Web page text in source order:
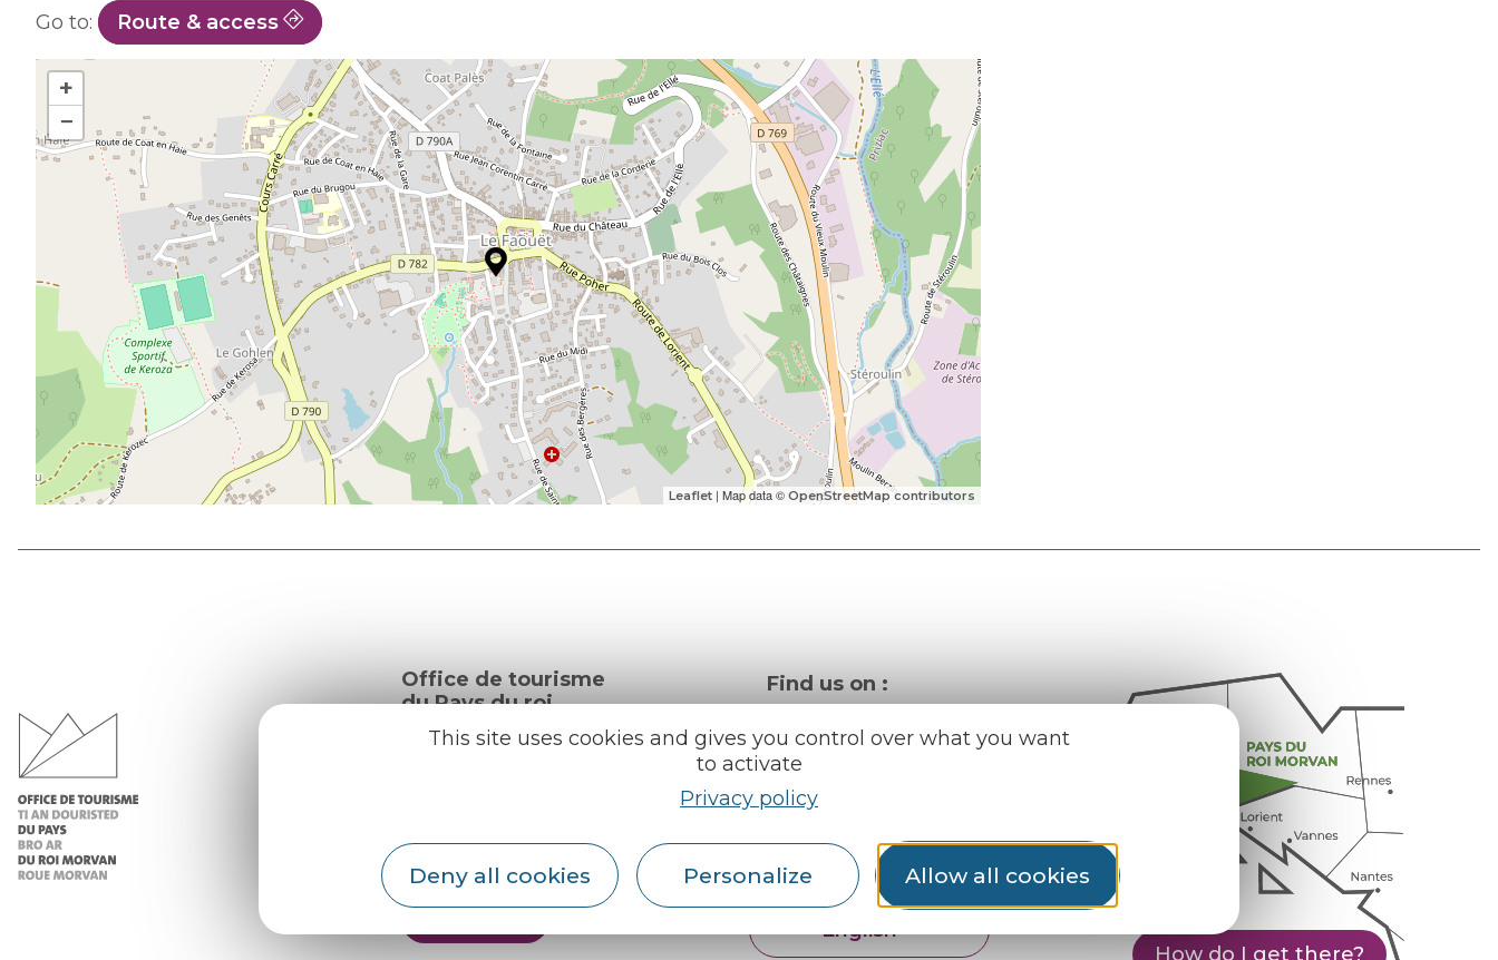
This site uses cookies and gives you control over what you want
to activate
Privacy policy
Deny all cookies Personalize Allow all cookies
Go to: Route & access
+
−
Leaflet | Map data © OpenStreetMap contributors
Office de tourisme
du Pays du roi
Morvan
Our brochures
Find us on :
Partners
English
Français
How do I get there?